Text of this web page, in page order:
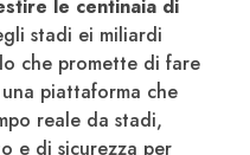
le centinaia di
stadi ei miliardi
che promette di fare
piattaforma che
reale da stadi,
e di sicurezza per